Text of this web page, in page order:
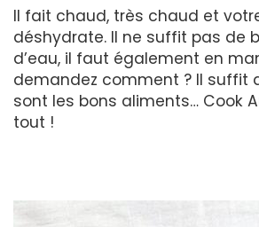
Il fait chaud, très chaud et
déshydrate. Il ne suffit pas de
d’eau, il faut également en
demandez comment ? Il suffit
sont les bons aliments… Cook
tout !